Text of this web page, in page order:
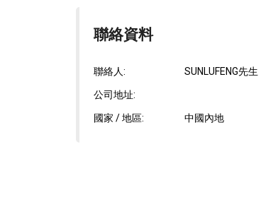
聯絡資料
聯絡人: SUNLUFENG先生
公司地址:
國家 / 地區: 中國內地